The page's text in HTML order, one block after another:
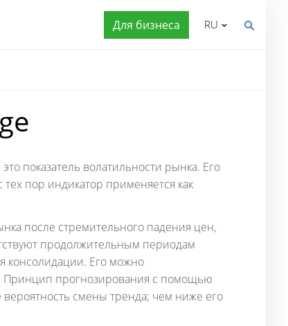
Для бизнеса RU
показатель волатильности рынка. Его
пор индикатор применяется как
после стремительного падения цен,
продолжительным периодам
консолидации. Его можно
Принцип прогнозирования с помощью
смены тренда; чем ниже его